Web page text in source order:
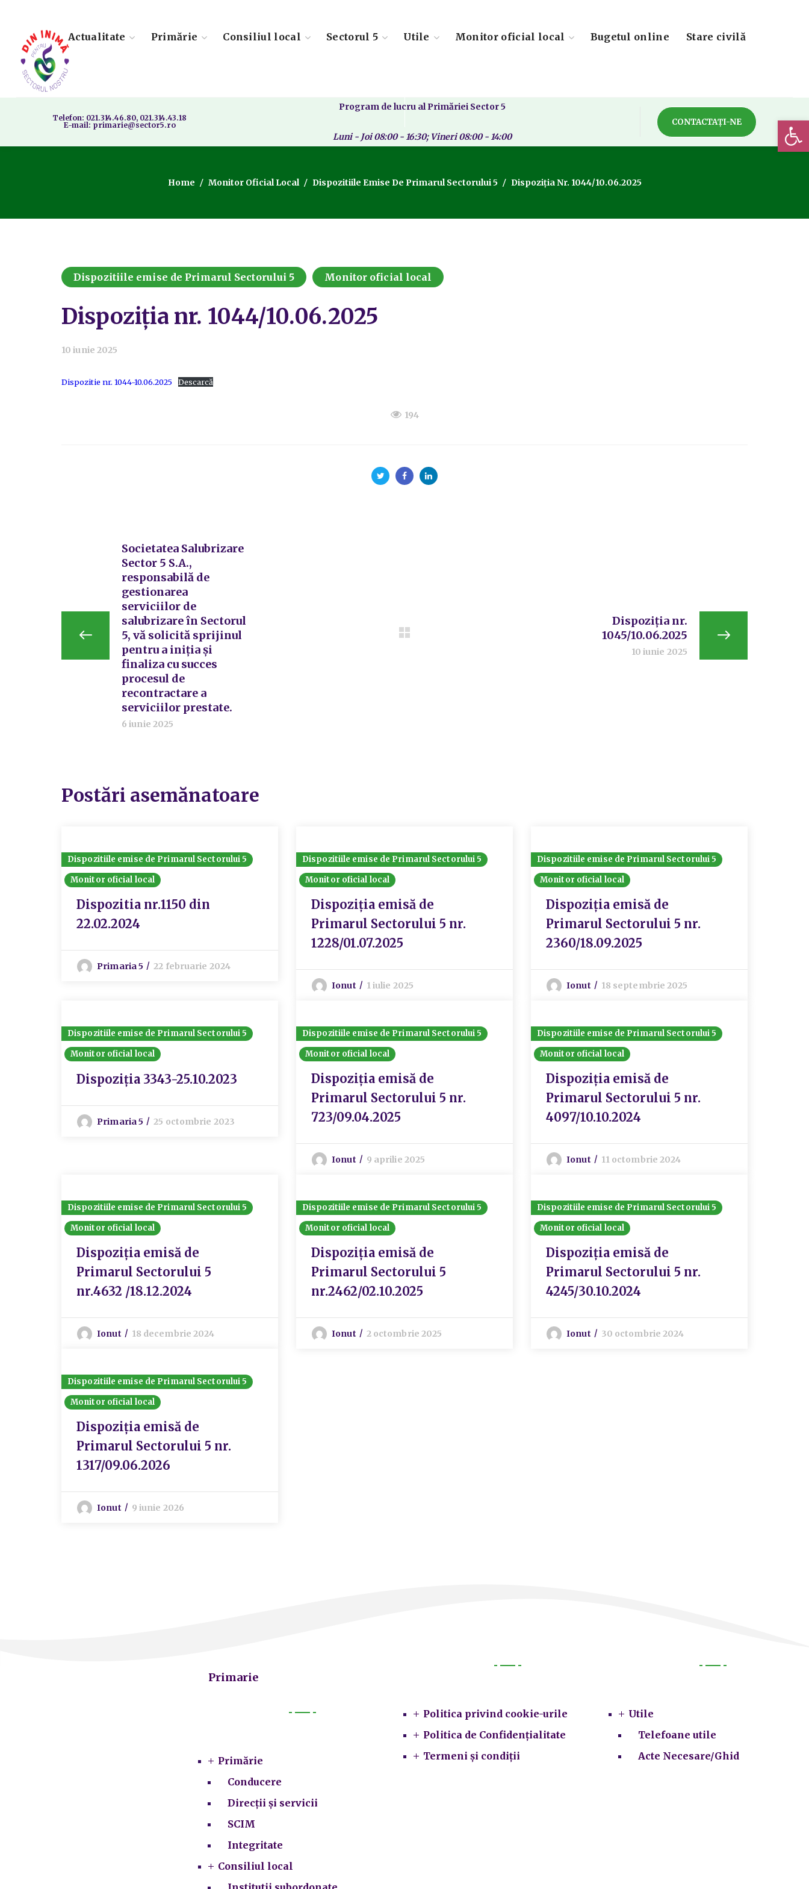
Actualitate Primărie Consiliul local Sectorul 5 Utile Monitor oficial local Bugetul online Stare civilă
Telefon: 021.314.46.80, 021.314.43.18
E-mail: primarie@sector5.ro
Program de lucru al Primăriei Sector 5
Luni - Joi 08:00 - 16:30; Vineri 08:00 - 14:00
CONTACTAȚI-NE
Home Monitor Oficial Local Dispozitiile Emise De Primarul Sectorului 5 Dispoziția Nr. 1044/10.06.2025
Dispozitiile emise de Primarul Sectorului 5 Monitor oficial local
Dispoziția nr. 1044/10.06.2025
10 iunie 2025
Dispozitie nr. 1044-10.06.2025 Descarcă
194
Societatea Salubrizare
Sector 5 S.A.,
responsabilă de
gestionarea
serviciilor de
salubrizare în Sectorul
5, vă solicită sprijinul
pentru a iniția și
finaliza cu succes
procesul de
recontractare a
serviciilor prestate.
6 iunie 2025
Dispoziția nr.
1045/10.06.2025
10 iunie 2025
Postări asemănatoare
Dispozitiile emise de Primarul Sectorului 5
Monitor oficial local
Dispozitia nr.1150 din
22.02.2024
Primaria 5 22 februarie 2024
Dispozitiile emise de Primarul Sectorului 5
Monitor oficial local
Dispoziția emisă de
Primarul Sectorului 5 nr.
1228/01.07.2025
Ionut 1 iulie 2025
Dispozitiile emise de Primarul Sectorului 5
Monitor oficial local
Dispoziția emisă de
Primarul Sectorului 5 nr.
2360/18.09.2025
Ionut 18 septembrie 2025
Dispozitiile emise de Primarul Sectorului 5
Monitor oficial local
Dispoziția 3343-25.10.2023
Primaria 5 25 octombrie 2023
Dispozitiile emise de Primarul Sectorului 5
Monitor oficial local
Dispoziția emisă de
Primarul Sectorului 5 nr.
723/09.04.2025
Ionut 9 aprilie 2025
Dispozitiile emise de Primarul Sectorului 5
Monitor oficial local
Dispoziția emisă de
Primarul Sectorului 5 nr.
4097/10.10.2024
Ionut 11 octombrie 2024
Dispozitiile emise de Primarul Sectorului 5
Monitor oficial local
Dispoziția emisă de
Primarul Sectorului 5
nr.4632 /18.12.2024
Ionut 18 decembrie 2024
Dispozitiile emise de Primarul Sectorului 5
Monitor oficial local
Dispoziția emisă de
Primarul Sectorului 5
nr.2462/02.10.2025
Ionut 2 octombrie 2025
Dispozitiile emise de Primarul Sectorului 5
Monitor oficial local
Dispoziția emisă de
Primarul Sectorului 5 nr.
4245/30.10.2024
Ionut 30 octombrie 2024
Dispozitiile emise de Primarul Sectorului 5
Monitor oficial local
Dispoziția emisă de
Primarul Sectorului 5 nr.
1317/09.06.2026
Ionut 9 iunie 2026
Primarie
Primărie
Conducere
Direcții și servicii
SCIM
Integritate
Consiliul local
Politica privind cookie-urile
Politica de Confidențialitate
Termeni și condiții
Utile
Telefoane utile
Acte Necesare/Ghid